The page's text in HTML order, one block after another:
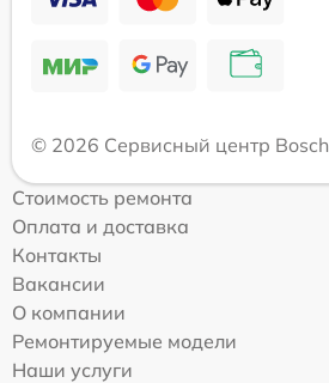
© 2026 Сервисный центр Bosch
Стоимость ремонта
Оплата и доставка
Контакты
Вакансии
О компании
Ремонтируемые модели
Наши услуги